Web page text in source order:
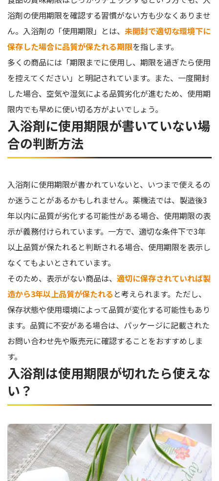
浴剤の使用期限を確認する習慣がない方も少なくありませ
ん。入浴剤の「使用期限」とは、 未開封で適切な環境下に
保存した場合に品質が保たれる期限を指します。
多くの商品には「期限までに使用し、期限を過ぎたら使用
を控えてください」と明記されています。また、一度開封
した場合、空気や湿気による品質劣化が進むため、使用期
限内でも早めに使い切る方がよいでしょう。
入浴剤に使用期限が書いていない場
合の判断方法
入浴剤に使用期限が書かれていないと、いつまで使えるの
か迷うことがあるかもしれません。薬機法では、製造後3
年以内に品質が劣化する可能性がある場合、使用期限の表
示が義務付けられています。一方で、適切な条件下で3年
以上品質が保たれると判断される場合、使用期限を表示し
なくてもよいとされています。
そのため、表示がない商品は、 適切に保存されていれば製
造から3年以上品質が保たれる と考えられます。ただし、
保存状態や使用環境によって品質が変化する可能性もあり
ます。品質に不安がある場合は、パッケージに記載された
お問い合わせ先や販売元に確認することをおすすめしま
す。
入浴剤は使用期限が切れたら使えな
い？